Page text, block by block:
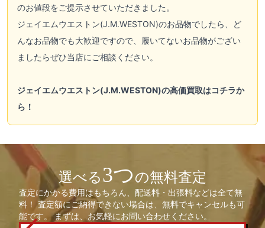
のお値段をご提示させていただきました。
ジェイエムウエストン(J.M.WESTON)のお品物でしたら、ど
んなお品物でも大歓迎ですので、履いてないお品物がござい
ましたらぜひ当店にご相談ください。
ジェイエムウエストン(J.M.WESTON)の高価買取はコチラか
ら！
選べる3つの無料査定
査定にかかる費用はもちろん、配送料・出張料などは全て無
料！ 査定額にご納得できない場合は、無料でキャンセルも可
能です。 まずは、お気軽にお問い合わせください。